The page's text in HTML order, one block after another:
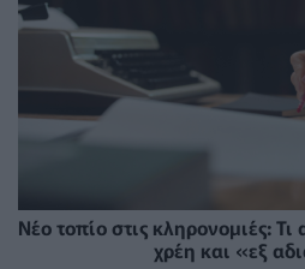
Νέο τοπίο στις κληρονομιές: Τι
χρέη και «εξ